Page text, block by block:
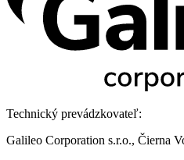
Technický prevádzkovateľ:
Galileo Corporation s.r.o., Čierna